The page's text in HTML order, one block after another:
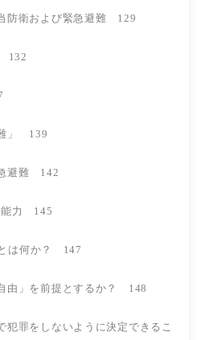
衛および緊急避難 129
132
難」 139
避難 142
能力 145
は何か？ 147
」を前提とするか？ 148
罪をしないように決定できるこ